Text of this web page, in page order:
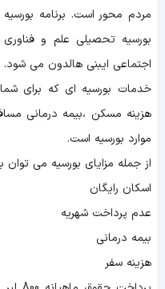
مردم محور است. برنامه
بورسیه تحصیلی علم و
اجتماعی ایبنی هالدون می شود.
خدمات بورسیه ای که برای
هزینه مسکن ،بیمه درمانی
موارد بورسیه است.
از جمله مزایای بورسیه می توان
اسکان رایگان
عدم پرداخت شهریه
بیمه درمانی
هزینه سفر